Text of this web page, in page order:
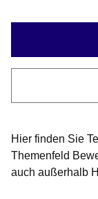
Hier finden Sie
Themenfeld
auch außerhalb